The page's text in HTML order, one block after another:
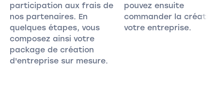
participation aux frais de
nos partenaires. En
quelques étapes, vous
composez ainsi votre
package de création
d'entreprise sur mesure.
pouvez ensuite
commander la
votre entreprise.